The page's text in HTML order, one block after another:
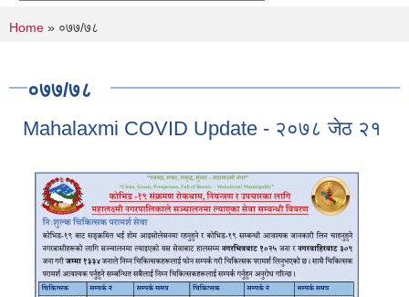
You are here
Home » ०७७/७८
०७७/७८
Mahalaxmi COVID Update - २०७८ जेठ २१